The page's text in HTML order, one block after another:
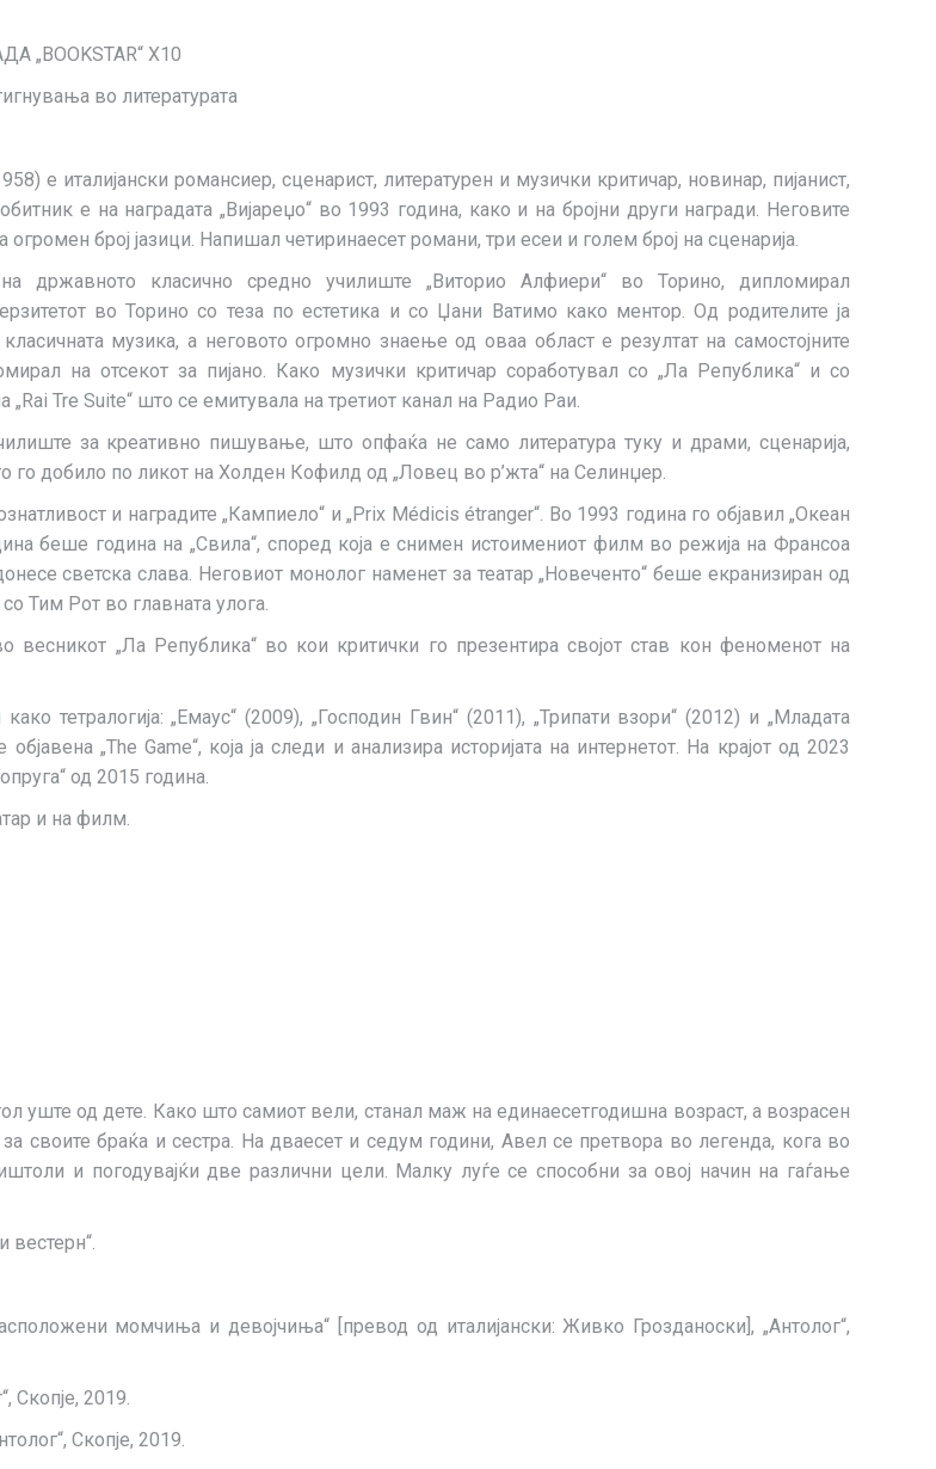
„BOOKSTAR“ Х10
во литературата
е италијански романсиер, сценарист, литературен и музички критичар, новинар, пијанист,
е на наградата „Вијареџо“ во 1993 година, како и на бројни други награди. Неговите
број јазици. Напишал четиринаесет романи, три есеи и голем број на сценарија.
државното класично средно училиште „Виторио Алфиери“ во Торино, дипломирал
во Торино со теза по естетика и со Џани Ватимо како ментор. Од родителите ја
музика, а неговото огромно знаење од оваа област е резултат на самостојните
на отсекот за пијано. Како музички критичар соработувал со „Ла Република“ и со
„Rai Tre Suite“ што се емитувала на третиот канал на Радио Раи.
за креативно пишување, што опфаќа не само литература туку и драми, сценарија,
го добило по ликот на Холден Кофилд од „Ловец во р’жта“ на Селинџер.
и наградите „Кампиело“ и „Prix Médicis étranger“. Во 1993 година го објавил „Океан
беше година на „Свила“, според која е снимен истоимениот филм во режија на Франсоа
светска слава. Неговиот монолог наменет за театар „Новеченто“ беше екранизиран од
Тим Рот во главната улога.
весникот „Ла Република“ во кои критички го презентира својот став кон феноменот на
тетралогија: „Емаус“ (2009), „Господин Гвин“ (2011), „Трипати взори“ (2012) и „Младата
„The Game“, која ја следи и анализира историјата на интернетот. На крајот од 2023
од 2015 година.
и на филм.
уште од дете. Како што самиот вели, станал маж на единаесетгодишна возраст, а возрасен
своите браќа и сестра. На дваесет и седум години, Авел се претвора во легенда, кога во
и погодувајќи две различни цели. Малку луѓе се способни за овој начин на гаѓање
вестерн“.
момчиња и девојчиња“ [превод од италијански: Живко Грозданоски], „Антолог“,
Скопје, 2019.
Скопје, 2019.